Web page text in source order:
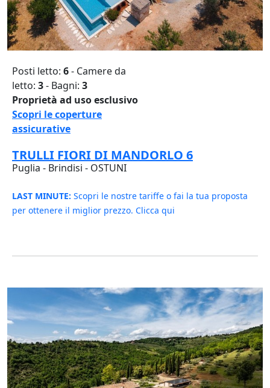
Posti letto: 6- Camere da
letto: 3- Bagni: 3
Proprietà ad uso esclusivo
Scopri le coperture
assicurative
TRULLI FIORI DI MANDORLO 6
Puglia - Brindisi - OSTUNI
LAST MINUTE: Scopri le nostre tariffe o fai la tua proposta
per ottenere il miglior prezzo. Clicca qui